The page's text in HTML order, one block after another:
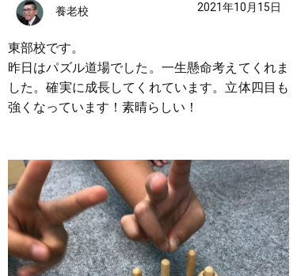
養老校 2021年10月15日
東部校です。
昨日はパズル道場でした。一生懸命考えてくれま
した。確実に成長してくれています。立体四目も
強くなっています！素晴らしい！